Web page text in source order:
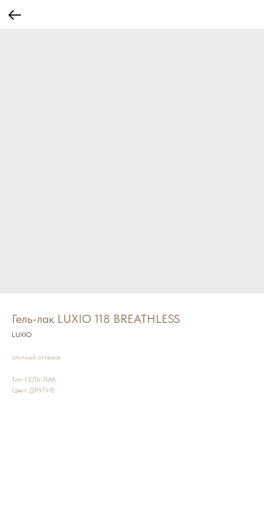
Гель-лак LUXIO 118 BREATHLESS
LUXIO
плотный оттенок
Тип: ГЕЛЬ-ЛАК
Цвет: ДРУГИЕ